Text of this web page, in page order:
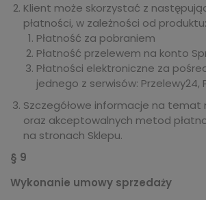
Klient może skorzystać z
płatności, w zależności od produktu:
Płatność za pobraniem
Płatność przelewem na konto
Płatności elektroniczne za
jednego z serwisów: Przelewy24,
Szczegółowe informacje na
oraz akceptowalnych metod
na stronach Sklepu.
§ 9
Wykonanie umowy sprzedaży